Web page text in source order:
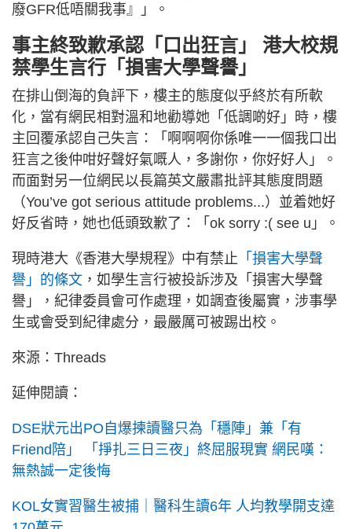
廢GFR低唔關我事』」。
事主終致歉承認「口出狂言」 港大校規
禁學生言行「損害大學聲譽」
在排山倒海的負評下，樓主的態度似乎終於有所軟
化，當有網民相對溫和地勸導她「低調啲好」時，樓
主回覆承認自己失言：「啊啊啊你係唯一一個我口出
狂言之後仲咁好聲好氣嘅人，多謝你，你好好人」。
而面對另一位網民以長篇英文嚴肅批評其態度問題
（You’ve got serious attitude problems...）並着她好
好反省時，她也低頭致歉了：「ok sorry :( see u」。
現時港大《香港大學規程》中有禁止 「損害大學聲
譽」的條文 ，如學生言行被投訴涉及「損害大學聲
譽」，紀律委員會可作處理，如調查後屬實，涉事學
生或會受到紀律處分，最嚴厲可被踢出校。
來源：Threads
延伸閱讀：
DSE狀元出PO自爆揀讀醫只為「穩陣」兼「有
Friend陪」 「掙扎三日三夜」終屈服現實 網民嘆：
無熱誠一定後悔
KOL女實習醫生被捕｜醫科生讀6年 人均教學開支達